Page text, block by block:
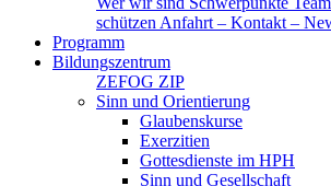
schützen Anfahrt – Kontakt –
Programm
Bildungszentrum
ZEFOG ZIP
Sinn und Orientierung
Glaubenskurse
Exerzitien
Gottesdienste im HPH
Sinn und Gesellschaft